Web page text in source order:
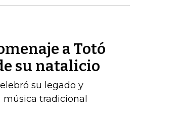
a Totó
su natalicio
su legado y
tradicional